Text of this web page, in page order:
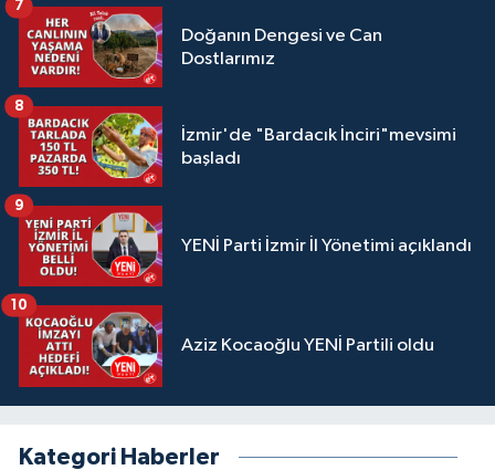
Doğanın Dengesi ve Can
Dostlarımız
7
İzmir'de "Bardacık İnciri"mevsimi
başladı
8
YENİ Parti İzmir İl Yönetimi açıklandı
9
Aziz Kocaoğlu YENİ Partili oldu
10
Kategori Haberler